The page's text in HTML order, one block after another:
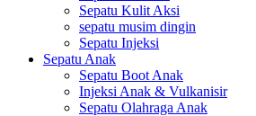
Sepatu Kulit Aksi
sepatu musim dingin
Sepatu Injeksi
Sepatu Anak
Sepatu Boot Anak
Injeksi Anak & Vulkanisir
Sepatu Olahraga Anak